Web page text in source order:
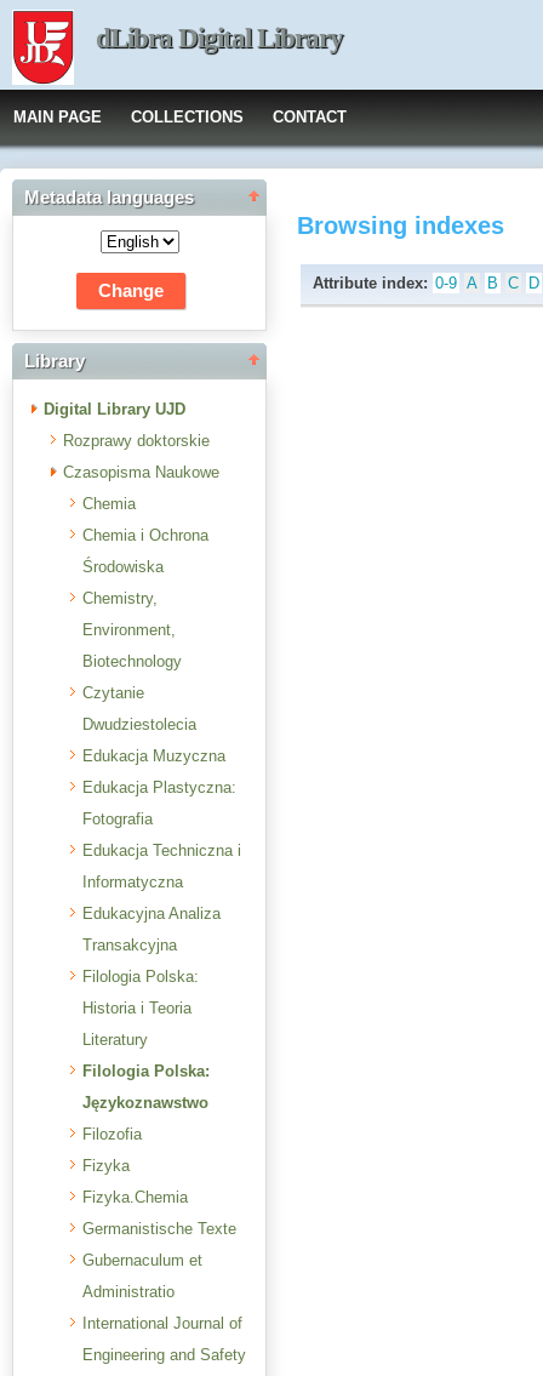
dLibra Digital Library
MAIN PAGE COLLECTIONS CONTACT
Metadata languages
Library
Digital Library UJD
Rozprawy doktorskie
Czasopisma Naukowe
Chemia
Chemia i Ochrona
Środowiska
Chemistry,
Environment,
Biotechnology
Czytanie
Dwudziestolecia
Edukacja Muzyczna
Edukacja Plastyczna:
Fotografia
Edukacja Techniczna i
Informatyczna
Edukacyjna Analiza
Transakcyjna
Filologia Polska:
Historia i Teoria
Literatury
Filologia Polska:
Językoznawstwo
Filozofia
Fizyka
Fizyka.Chemia
Germanistische Texte
Gubernaculum et
Administratio
International Journal of
Engineering and Safety
Browsing indexes
Attribute index: 0-9 A B C D